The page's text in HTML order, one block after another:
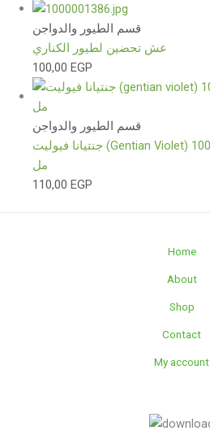
قسم الطيور والدواجن
عش تحضين لطيور الكناري
100,00 EGP
قسم الطيور والدواجن
جنتيانا فيوليت (Gentian Violet) محلول مطهر 1% – بخاخ 100
مل
110,00 EGP
Home
About
Shop
Contact
My account